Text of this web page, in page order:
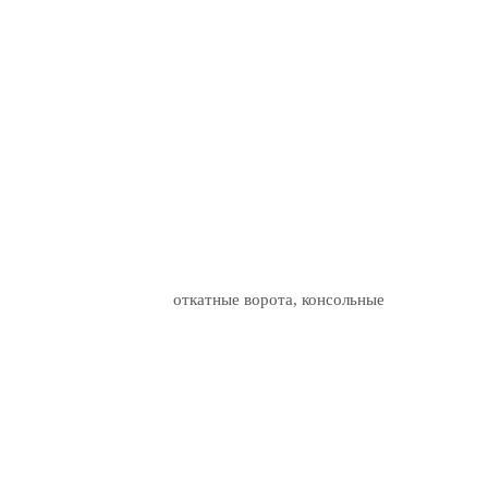
откатные ворота, консольные